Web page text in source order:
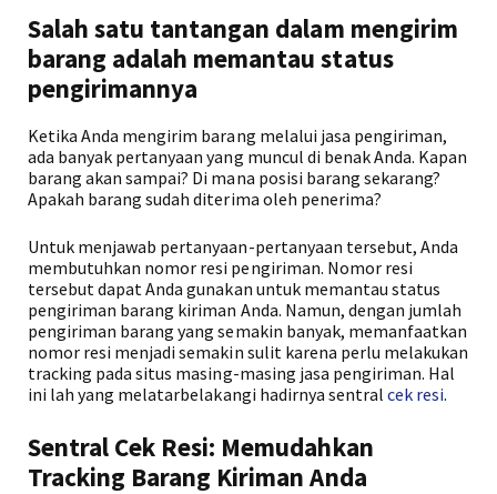
Salah satu tantangan dalam mengirim
barang adalah memantau status
pengirimannya
Ketika Anda mengirim barang melalui jasa pengiriman,
ada banyak pertanyaan yang muncul di benak Anda. Kapan
barang akan sampai? Di mana posisi barang sekarang?
Apakah barang sudah diterima oleh penerima?
Untuk menjawab pertanyaan-pertanyaan tersebut, Anda
membutuhkan nomor resi pengiriman. Nomor resi
tersebut dapat Anda gunakan untuk memantau status
pengiriman barang kiriman Anda. Namun, dengan jumlah
pengiriman barang yang semakin banyak, memanfaatkan
nomor resi menjadi semakin sulit karena perlu melakukan
tracking pada situs masing-masing jasa pengiriman. Hal
ini lah yang melatarbelakangi hadirnya sentral cek resi.
Sentral Cek Resi: Memudahkan
Tracking Barang Kiriman Anda